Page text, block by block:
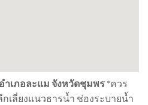
ำเภอละแม จังหวัดชุมพร *ควร
เลี่ยงแนวธารน้ำ ช่องระบายน้ำ